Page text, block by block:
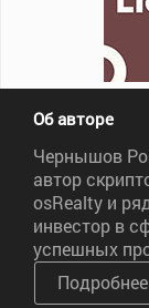
Об авторе
Чернышов
автор
osRealty и
инвестор в
успешных
Подробнее